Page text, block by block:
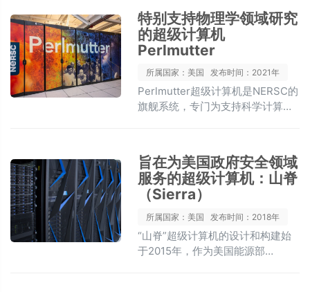
行。这款超级计算机是专门为蛋白
质和其他生物大分子的分子动力学
（MD）模拟打造的特殊用途系统。
特别支持物理学领域研究
的超级计算机
Perlmutter
所属国家：美国 发布时间：2021年
Perlmutter超级计算机是NERSC的
旗舰系统，专门为支持科学计算、
旨在为美国政府安全领域
服务的超级计算机：山脊
（Sierra）
所属国家：美国 发布时间：2018年
“山脊”超级计算机的设计和构建始
于2015年，作为美国能源部